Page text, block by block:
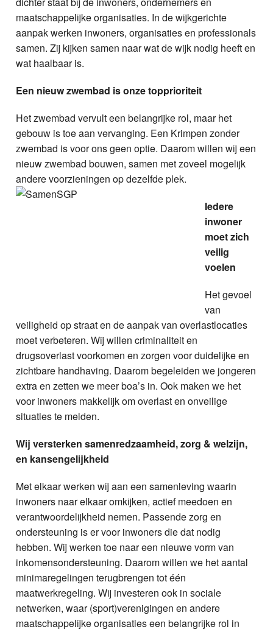
maatschappelijke organisaties. In de wijkgerichte
aanpak werken inwoners, organisaties en professionals
samen. Zij kijken samen naar wat de wijk nodig heeft en
wat haalbaar is.
Een nieuw zwembad is onze topprioriteit
Het zwembad vervult een belangrijke rol, maar het
gebouw is toe aan vervanging. Een Krimpen zonder
zwembad is voor ons geen optie. Daarom willen wij een
nieuw zwembad bouwen, samen met zoveel mogelijk
andere voorzieningen op dezelfde plek.
Iedere
inwoner
moet zich
veilig
voelen
Het gevoel
van
veiligheid op straat en de aanpak van overlastlocaties
moet verbeteren. Wij willen criminaliteit en
drugsoverlast voorkomen en zorgen voor duidelijke en
zichtbare handhaving. Daarom begeleiden we jongeren
extra en zetten we meer boa’s in. Ook maken we het
voor inwoners makkelijk om overlast en onveilige
situaties te melden.
Wij versterken samenredzaamheid, zorg & welzijn,
en kansengelijkheid
Met elkaar werken wij aan een samenleving waarin
inwoners naar elkaar omkijken, actief meedoen en
verantwoordelijkheid nemen. Passende zorg en
ondersteuning is er voor inwoners die dat nodig
hebben. Wij werken toe naar een nieuwe vorm van
inkomensondersteuning. Daarom willen we het aantal
minimaregelingen terugbrengen tot één
maatwerkregeling. Wij investeren ook in sociale
netwerken, waar (sport)verenigingen en andere
maatschappelijke organisaties een belangrijke rol in